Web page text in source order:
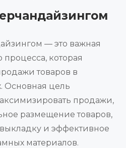
— это важная
процесса, которая
товаров в
Основная цель
продажи,
размещение товаров,
и эффективное
материалов.